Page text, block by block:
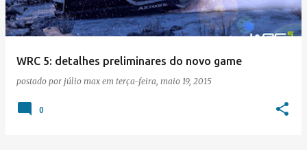
a
g
WRC 5: detalhes preliminares do novo game
postado por júlio max em terça-feira, maio 19, 2015
0